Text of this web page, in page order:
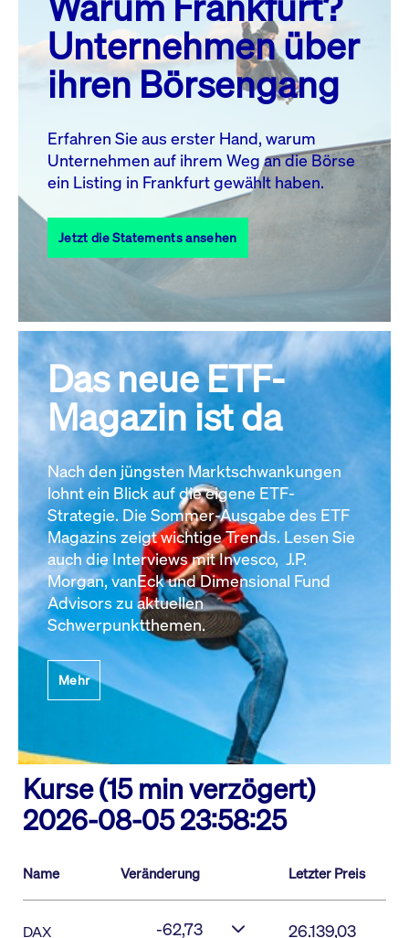
MO. DI. MI. DO. FR. SA. SO.
1
2
3
4 5 6 7 8
10 11 13 14
17
18 19 20 21 22
23
27 28
31
Alle Events
Unternehmen über
ihren Börsengang
Erfahren Sie aus erster Hand, warum
Unternehmen auf ihrem Weg an die Börse
ein Listing in Frankfurt gewählt haben.
Jetzt die Statements ansehen
Das neue ETF-
Magazin ist da
Nach den jüngsten Marktschwankungen
lohnt ein Blick auf die eigene ETF-
Strategie. Die Sommer-Ausgabe des ETF
Magazins zeigt wichtige Trends. Lesen Sie
auch die Interviews mit Invesco, J.P.
Morgan, vanEck und Dimensional Fund
Advisors zu aktuellen
Schwerpunktthemen.
Mehr
Kurse (15 min verzögert)
2026-08-05 23:58:25
Name Veränderung Letzter Preis
DAX -62,73 26.139,03